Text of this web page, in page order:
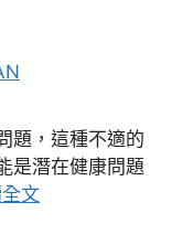
題，這種不適的
是潛在健康問題
文